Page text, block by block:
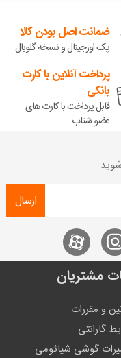
ضمانت اصل بودن کالا
پک اورجینال و نسخه گلوبال
پرداخت آنلاین با کارت
بانکی
قابل پرداخت با کارت های
عضو شتاب
ارسال
مشتریان
و مقررات
گارانتی
گوشی شیائومی